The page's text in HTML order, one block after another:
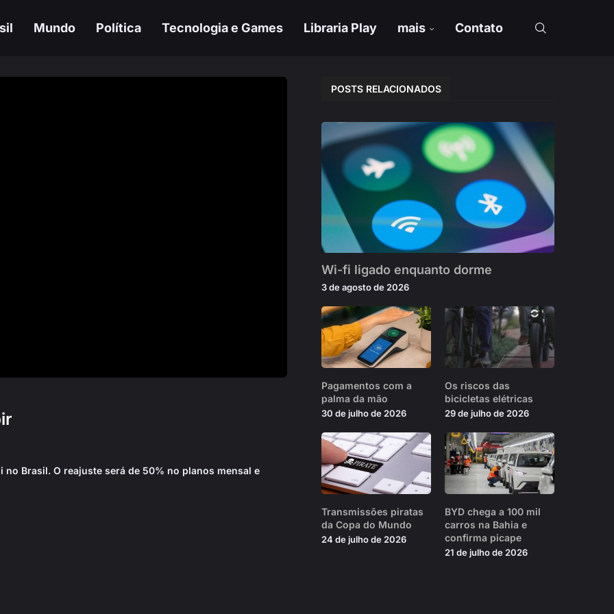
Mundo Política Tecnologia e Games Libraria Play mais Contato
Brasil. O reajuste será de 50% no planos mensal e
POSTS RELACIONADOS
Wi-fi ligado enquanto dorme
3 de agosto de 2026
Pagamentos com a
palma da mão
30 de julho de 2026
Os riscos das
bicicletas elétricas
29 de julho de 2026
Transmissões piratas
da Copa do Mundo
24 de julho de 2026
BYD chega a 100 mil
carros na Bahia e
confirma picape
21 de julho de 2026